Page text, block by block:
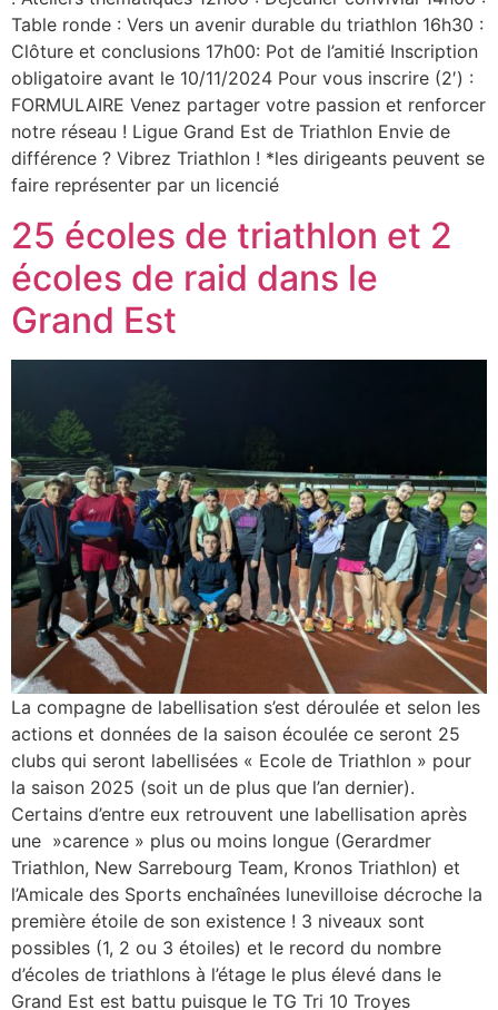
Table ronde : Vers un avenir durable du triathlon 16h30 :
Clôture et conclusions 17h00: Pot de l’amitié Inscription
obligatoire avant le 10/11/2024 Pour vous inscrire (2′) :
FORMULAIRE Venez partager votre passion et renforcer
notre réseau ! Ligue Grand Est de Triathlon Envie de
différence ? Vibrez Triathlon ! *les dirigeants peuvent se
faire représenter par un licencié
25 écoles de triathlon et 2
écoles de raid dans le
Grand Est
La compagne de labellisation s’est déroulée et selon les
actions et données de la saison écoulée ce seront 25
clubs qui seront labellisées « Ecole de Triathlon » pour
la saison 2025 (soit un de plus que l’an dernier).
Certains d’entre eux retrouvent une labellisation après
une »carence » plus ou moins longue (Gerardmer
Triathlon, New Sarrebourg Team, Kronos Triathlon) et
l’Amicale des Sports enchaînées lunevilloise décroche la
première étoile de son existence ! 3 niveaux sont
possibles (1, 2 ou 3 étoiles) et le record du nombre
d’écoles de triathlons à l’étage le plus élevé dans le
Grand Est est battu puisque le TG Tri 10 Troyes